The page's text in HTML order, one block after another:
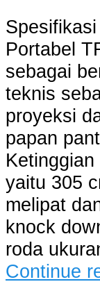
Portabel
sebagai
teknis
proyeksi
papan
yaitu 305
melipat
knock
roda
Continue